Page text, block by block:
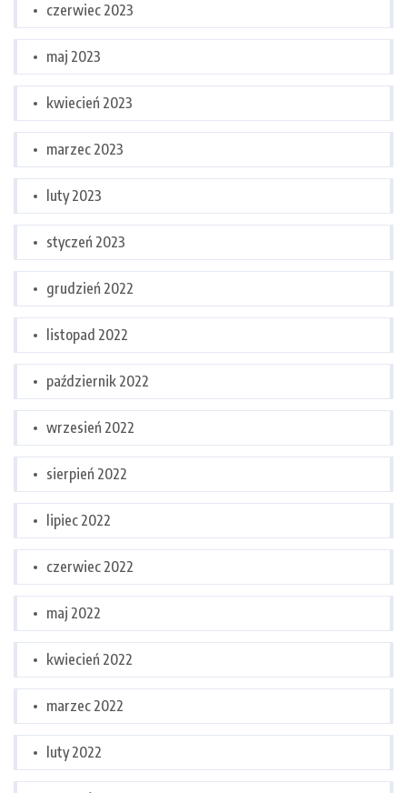
czerwiec 2023
maj 2023
kwiecień 2023
marzec 2023
luty 2023
styczeń 2023
grudzień 2022
listopad 2022
październik 2022
wrzesień 2022
sierpień 2022
lipiec 2022
czerwiec 2022
maj 2022
kwiecień 2022
marzec 2022
luty 2022